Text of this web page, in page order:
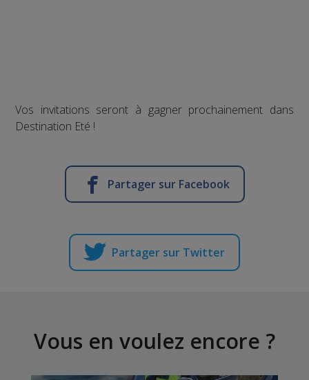
Vos invitations seront à gagner prochainement dans
Destination Eté !
Partager sur Facebook
Partager sur Twitter
Vous en voulez encore ?